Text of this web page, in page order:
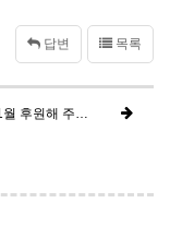
답변 목록
2022년 11월 후원해 주신 분들 명단입니다.